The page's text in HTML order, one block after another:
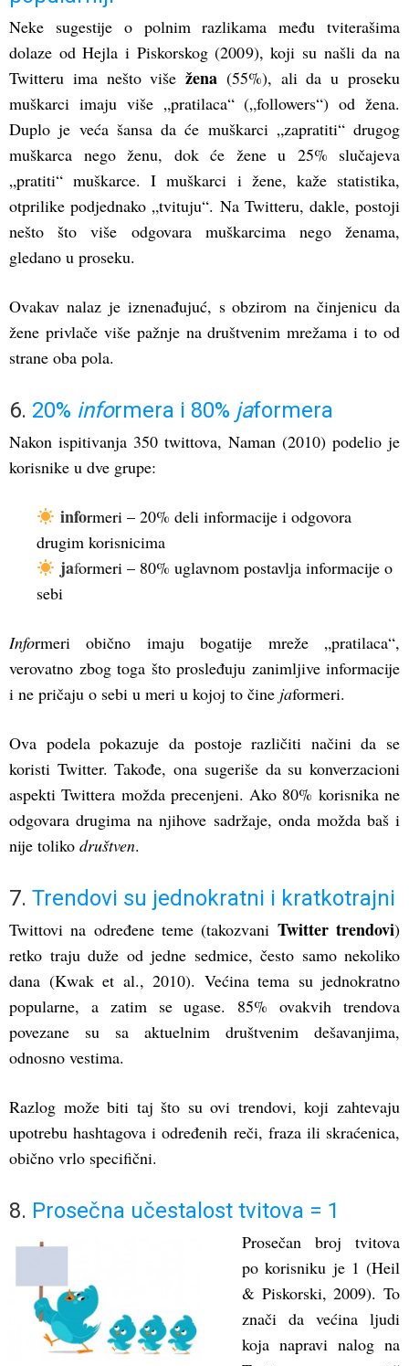
Neke sugestije o polnim razlikama među tviterašima
dolaze od Hejla i Piskorskog (2009), koji su našli da na
Twitteru ima nešto višežena (55%), ali da u proseku
muškarci imaju više „pratilaca“ („followers“) od žena.
Duplo je veća šansa da će muškarci „zapratiti“ drugog
muškarca nego ženu, dok će žene u 25% slučajeva
„pratiti“ muškarce. I muškarci i žene, kaže statistika,
otprilike podjednako „tvituju“. Na Twitteru, dakle, postoji
nešto što više odgovara muškarcima nego ženama,
gledano u proseku.
Ovakav nalaz je iznenađujuć, s obzirom na činjenicu da
žene privlače više pažnje na društvenim mrežama i to od
strane oba pola.
6. 20% informera i 80% jaformera
Nakon ispitivanja 350 twittova, Naman (2010) podelio je
korisnike u dve grupe:
informeri – 20% deli informacije i odgovora
drugim korisnicima
jaformeri – 80% uglavnom postavlja informacije o
sebi
Informeri obično imaju bogatije mreže „pratilaca“,
verovatno zbog toga što prosleđuju zanimljive informacije
i ne pričaju o sebi u meri u kojoj to čine jaformeri.
Ova podela pokazuje da postoje različiti načini da se
koristi Twitter. Takođe, ona sugeriše da su konverzacioni
aspekti Twittera možda precenjeni. Ako 80% korisnika ne
odgovara drugima na njihove sadržaje, onda možda baš i
nije toliko društven.
7. Trendovi su jednokratni i kratkotrajni
Twittovi na određene teme (takozvani Twitter trendovi)
retko traju duže od jedne sedmice, često samo nekoliko
dana (Kwak et al., 2010). Većina tema su jednokratno
popularne, a zatim se ugase. 85% ovakvih trendova
povezane su sa aktuelnim društvenim dešavanjima,
odnosno vestima.
Razlog može biti taj što su ovi trendovi, koji zahtevaju
upotrebu hashtagova i određenih reči, fraza ili skraćenica,
obično vrlo specifični.
8. Prosečna učestalost tvitova = 1
Prosečan broj tvitova
po korisniku je 1 (Heil
& Piskorski, 2009). To
znači da većina ljudi
koja napravi nalog na